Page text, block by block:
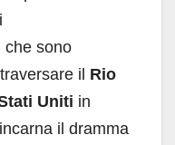
che sono
il Rio
Uniti in
il dramma